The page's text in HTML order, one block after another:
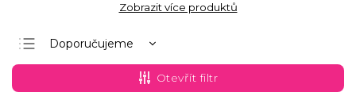
Zobrazit více produktů
Doporučujeme
Nejlevnější
Otevřít filtr